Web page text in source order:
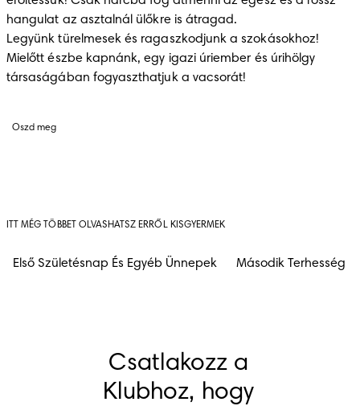
hangulat az asztalnál ülőkre is átragad.
Legyünk türelmesek és ragaszkodjunk a szokásokhoz!
Mielőtt észbe kapnánk, egy igazi úriember és úrihölgy
társaságában fogyaszthatjuk a vacsorát!
Oszd meg
ITT MÉG TÖBBET OLVASHATSZ ERRŐL KISGYERMEK
Első Születésnap És Egyéb Ünnepek Második Terhesség
Csatlakozz a
Klubhoz, hogy